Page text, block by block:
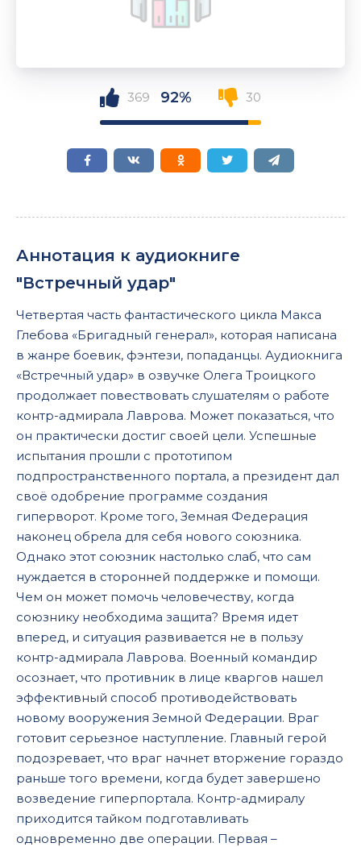
369 92% 30
Аннотация к аудиокниге
"Встречный удар"
Четвертая часть фантастического цикла Макса
Глебова «Бригадный генерал», которая написана
в жанре боевик, фэнтези, попаданцы. Аудиокнига
«Встречный удар» в озвучке Олега Троицкого
продолжает повествовать слушателям о работе
контр-адмирала Лаврова. Может показаться, что
он практически достиг своей цели. Успешные
испытания прошли с прототипом
подпространственного портала, а президент дал
своё одобрение программе создания
гиперворот. Кроме того, Земная Федерация
наконец обрела для себя нового союзника.
Однако этот союзник настолько слаб, что сам
нуждается в сторонней поддержке и помощи.
Чем он может помочь человечеству, когда
союзнику необходима защита? Время идет
вперед, и ситуация развивается не в пользу
контр-адмирала Лаврова. Военный командир
осознает, что противник в лице кваргов нашел
эффективный способ противодействовать
новому вооружения Земной Федерации. Враг
готовит серьезное наступление. Главный герой
подозревает, что враг начнет вторжение гораздо
раньше того времени, когда будет завершено
возведение гиперпортала. Контр-адмиралу
приходится тайком подготавливать
одновременно две операции. Первая –